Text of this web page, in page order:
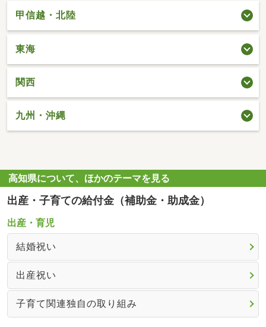
甲信越・北陸
東海
関西
九州・沖縄
高知県について、ほかのテーマを見る
出産・子育ての給付金（補助金・助成金）
出産・育児
結婚祝い
出産祝い
子育て関連独自の取り組み